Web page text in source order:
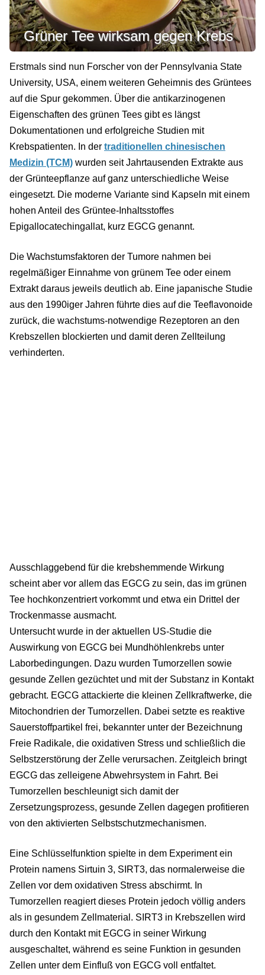
Grüner Tee wirksam gegen Krebs
Erstmals sind nun Forscher von der Pennsylvania State
University, USA, einem weiteren Geheimnis des Grüntees
auf die Spur gekommen. Über die antikarzinogenen
Eigenschaften des grünen Tees gibt es längst
Dokumentationen und erfolgreiche Studien mit
Krebspatienten. In der traditionellen chinesischen
Medizin (TCM) wurden seit Jahrtausenden Extrakte aus
der Grünteepflanze auf ganz unterschiedliche Weise
eingesetzt. Die moderne Variante sind Kapseln mit einem
hohen Anteil des Grüntee-Inhaltsstoffes
Epigallocatechingallat, kurz EGCG genannt.
Die Wachstumsfaktoren der Tumore nahmen bei
regelmäßiger Einnahme von grünem Tee oder einem
Extrakt daraus jeweils deutlich ab. Eine japanische Studie
aus den 1990iger Jahren führte dies auf die Teeflavonoide
zurück, die wachstums-notwendige Rezeptoren an den
Krebszellen blockierten und damit deren Zellteilung
verhinderten.
Ausschlaggebend für die krebshemmende Wirkung
scheint aber vor allem das EGCG zu sein, das im grünen
Tee hochkonzentriert vorkommt und etwa ein Drittel der
Trockenmasse ausmacht.
Untersucht wurde in der aktuellen US-Studie die
Auswirkung von EGCG bei Mundhöhlenkrebs unter
Laborbedingungen. Dazu wurden Tumorzellen sowie
gesunde Zellen gezüchtet und mit der Substanz in Kontakt
gebracht. EGCG attackierte die kleinen Zellkraftwerke, die
Mitochondrien der Tumorzellen. Dabei setzte es reaktive
Sauerstoffpartikel frei, bekannter unter der Bezeichnung
Freie Radikale, die oxidativen Stress und schließlich die
Selbstzerstörung der Zelle verursachen. Zeitgleich bringt
EGCG das zelleigene Abwehrsystem in Fahrt. Bei
Tumorzellen beschleunigt sich damit der
Zersetzungsprozess, gesunde Zellen dagegen profitieren
von den aktivierten Selbstschutzmechanismen.
Eine Schlüsselfunktion spielte in dem Experiment ein
Protein namens Sirtuin 3, SIRT3, das normalerweise die
Zellen vor dem oxidativen Stress abschirmt. In
Tumorzellen reagiert dieses Protein jedoch völlig anders
als in gesundem Zellmaterial. SIRT3 in Krebszellen wird
durch den Kontakt mit EGCG in seiner Wirkung
ausgeschaltet, während es seine Funktion in gesunden
Zellen unter dem Einfluß von EGCG voll entfaltet.